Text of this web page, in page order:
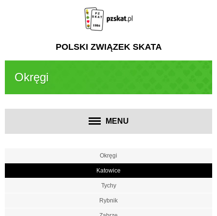
POLSKI ZWIĄZEK SKATA
Okręgi
MENU
Okręgi
Katowice
Tychy
Rybnik